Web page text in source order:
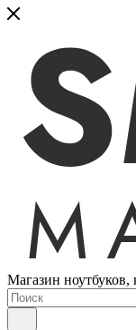
Магазин